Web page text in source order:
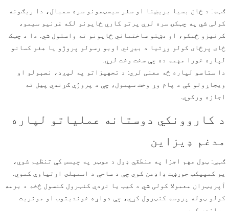
ګټه: د ځان بسیا بریښنا او سفر سیسټمونو سره سمبال، دا ریګونه
کولی شي په چټکۍ سره لرې پرتو کاري ځایونو لکه غرنیو سیمو،
کرنیزو ځمکو، او دښتو ساختماني ځایونو ته واستول شي. دا د چټک
ځای پرځای کولو وړتیا د بیړني اوبو رسولو پروژو یا هغو کسانو
لپاره خورا مهمه ده چې سخت وخت لري.
دا ستاسو لپاره څه معنی لري: د تجهیزاتو په لیږد، نصبولو او
ویجاړولو کې د پام وړ وخت سپمول، چې د پروژې ګړندي پیل ته
اجازه ورکوي.
د کاروونکي دوستانه عملیاتو لپاره
مدغم ډیزاین
ګټې: ټول مهم اجزا په منطقي ډول د موټر په چیسس کې تنظیم شوي،
یو کمپیکټ جوړښت ډاډمن کوي ​​چې د ساحې د اسمبلۍ اړتیاوې کموي.
آپریټران معمولا کولی شي د کیب یا نږدې کنټرول کنسول څخه د برمه
کولو ټوله پروسه کنټرول کړي، چې دواړه خوندیتوب او موثریت